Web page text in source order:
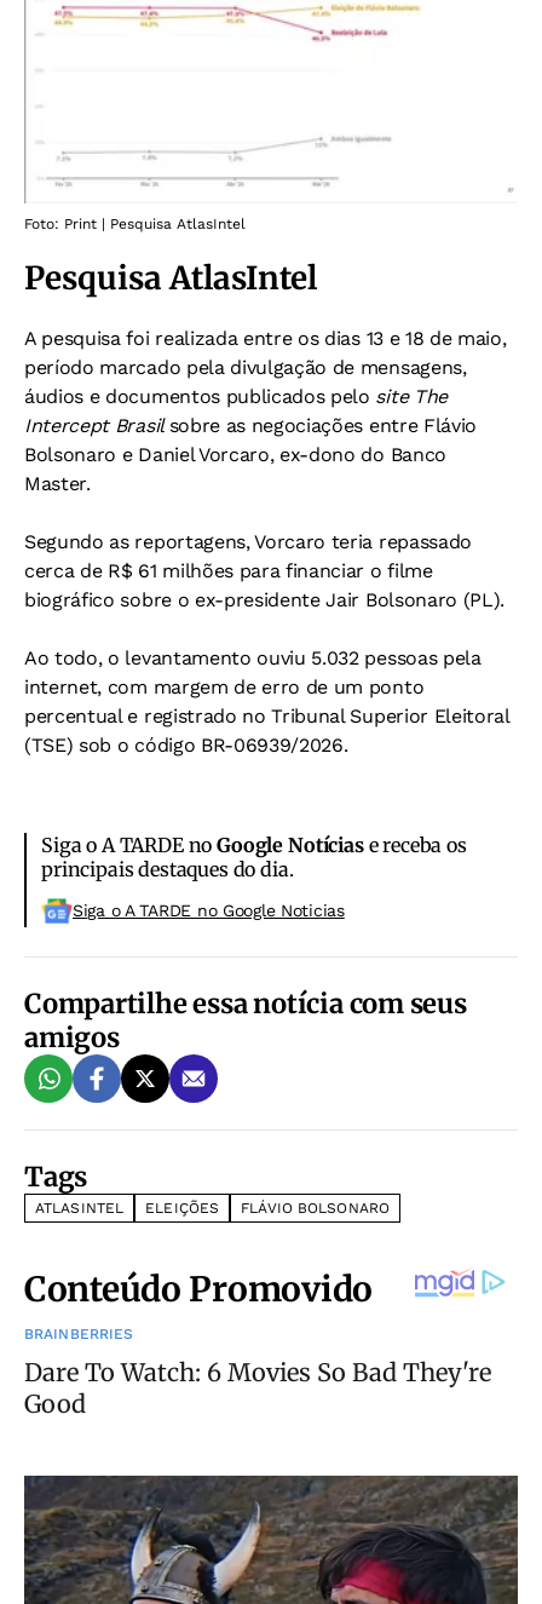
Foto: Print | Pesquisa AtlasIntel
Pesquisa AtlasIntel
A pesquisa foi realizada entre os dias 13 e 18 de maio,
período marcado pela divulgação de mensagens,
áudios e documentos publicados pelo site The
Intercept Brasil sobre as negociações entre Flávio
Bolsonaro e Daniel Vorcaro, ex-dono do Banco
Master.
Segundo as reportagens, Vorcaro teria repassado
cerca de R$ 61 milhões para financiar o filme
biográfico sobre o ex-presidente Jair Bolsonaro (PL).
Ao todo, o levantamento ouviu 5.032 pessoas pela
internet, com margem de erro de um ponto
percentual e registrado no Tribunal Superior Eleitoral
(TSE) sob o código BR-06939/2026.
Siga o A TARDE noGoogle Notíciase receba os
principais destaques do dia.
Siga o A TARDE no Google Noticias
Compartilhe essa notícia com seus
amigos
Tags
ATLASINTEL ELEIÇÕES FLÁVIO BOLSONARO